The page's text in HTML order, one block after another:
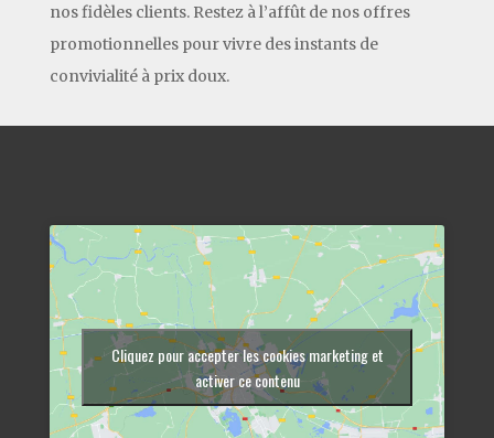
nos fidèles clients. Restez à l’affût de nos offres
promotionnelles pour vivre des instants de
convivialité à prix doux.
Cliquez pour accepter les cookies marketing et
activer ce contenu